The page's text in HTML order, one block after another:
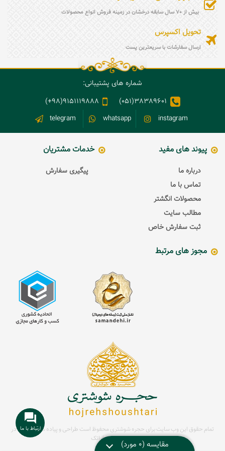
بیش از 70 سال سابقه درخشان در زمینه فروش انواع محصولات
تحویل اکسپرس
ارسال سفارشات با سریعترین پست
شماره های پشتیبانی:
38389601(051)
9151119888(98+)
instagram
whatsapp
telegram
پیوند های مفید
درباره ما
تماس با ما
محصولات انگشتر
مطالب سایت
ثبت سفارش خاص
خدمات مشتریان
پیگیری سفارش
مجوز های مرتبط
تمام حقوق این وب سایت برای حجره شوشتری محفوظ است طراحی و پیاده سازی سایت در
مشهد توسطفراتک